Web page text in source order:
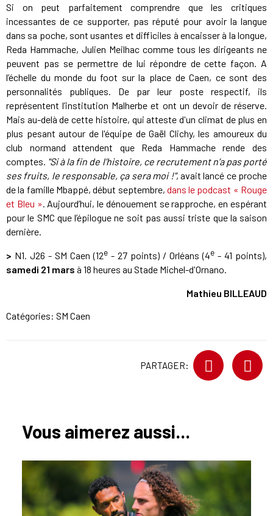
Si on peut parfaitement comprendre que les critiques
incessantes de ce supporter, pas réputé pour avoir la langue
dans sa poche, sont usantes et difficiles à encaisser à la longue,
Reda Hammache, Julien Meilhac comme tous les dirigeants ne
peuvent pas se permettre de lui répondre de cette façon. A
l’échelle du monde du foot sur la place de Caen, ce sont des
personnalités publiques. De par leur poste respectif, ils
représentent l’institution Malherbe et ont un devoir de réserve.
Mais au-delà de cette histoire, qui atteste d'un climat de plus en
plus pesant autour de l'équipe de Gaël Clichy, les amoureux du
club normand attendent que Reda Hammache rende des
comptes. "Si à la fin de l’histoire, ce recrutement n’a pas porté
ses fruits, le responsable, ça sera moi !", avait lancé ce proche
de la famille Mbappé, début septembre, dans le podcast « Rouge
et Bleu ». Aujourd’hui, le dénouement se rapproche, en espérant
pour le SMC que l’épilogue ne soit pas aussi triste que la saison
dernière.
> N1. J26 - SM Caen (12e - 27 points) / Orléans (4e - 41 points),
samedi 21 mars à 18 heures au Stade Michel-d'Ornano.
Mathieu BILLEAUD
Catégories: SM Caen
PARTAGER:
Vous aimerez aussi...